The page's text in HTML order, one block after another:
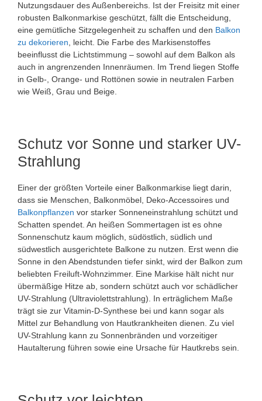
Nutzungsdauer des Außenbereichs. Ist der Freisitz mit einer
robusten Balkonmarkise geschützt, fällt die Entscheidung,
eine gemütliche Sitzgelegenheit zu schaffen und den Balkon
zu dekorieren , leicht. Die Farbe des Markisenstoffes
beeinflusst die Lichtstimmung – sowohl auf dem Balkon als
auch in angrenzenden Innenräumen. Im Trend liegen Stoffe
in Gelb-, Orange- und Rottönen sowie in neutralen Farben
wie Weiß, Grau und Beige.
Schutz vor Sonne und starker UV-
Strahlung
Einer der größten Vorteile einer Balkonmarkise liegt darin,
dass sie Menschen, Balkonmöbel, Deko-Accessoires und
Balkonpflanzen vor starker Sonneneinstrahlung schützt und
Schatten spendet. An heißen Sommertagen ist es ohne
Sonnenschutz kaum möglich, südöstlich, südlich und
südwestlich ausgerichtete Balkone zu nutzen. Erst wenn die
Sonne in den Abendstunden tiefer sinkt, wird der Balkon zum
beliebten Freiluft-Wohnzimmer. Eine Markise hält nicht nur
übermäßige Hitze ab, sondern schützt auch vor schädlicher
UV-Strahlung (Ultraviolettstrahlung). In erträglichem Maße
trägt sie zur Vitamin-D-Synthese bei und kann sogar als
Mittel zur Behandlung von Hautkrankheiten dienen. Zu viel
UV-Strahlung kann zu Sonnenbränden und vorzeitiger
Hautalterung führen sowie eine Ursache für Hautkrebs sein.